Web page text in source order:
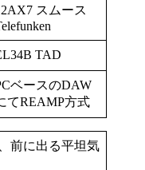
スムース
TAD
ベースのDAW
てREAMP方式
前に出る平坦気